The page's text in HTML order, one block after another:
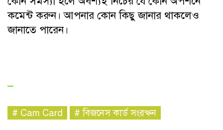
কমেন্ট করুন। আপনার কোন কিছু জানার থাকলেও
জানাতে পারেন।
# Cam Card #বিজনেস কার্ড সংরক্ষন